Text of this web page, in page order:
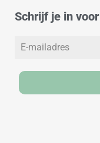
i
r
m
o
Schrijf je in